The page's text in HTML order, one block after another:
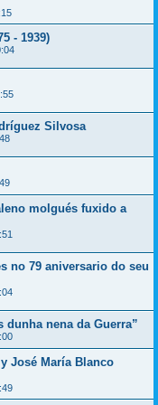
- 1939)
Silvosa
molgués fuxido a
no 79 aniversario do seu
dunha nena da Guerra”
José María Blanco